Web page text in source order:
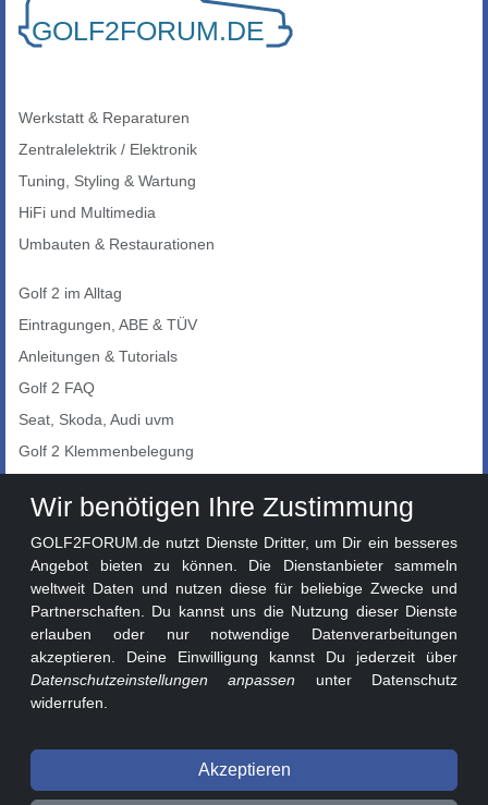
Werkstatt & Reparaturen
Zentralelektrik / Elektronik
Tuning, Styling & Wartung
HiFi und Multimedia
Umbauten & Restaurationen
Golf 2 im Alltag
Eintragungen, ABE & TÜV
Anleitungen & Tutorials
Golf 2 FAQ
Seat, Skoda, Audi uvm
Golf 2 Klemmenbelegung
Auto-Showroom
Golf 2 Lackcodes
Sonderversionen
Sonstige Marken
Wir benötigen Ihre Zustimmung
GOLF2FORUM.de nutzt Dienste Dritter, um Dir ein besseres
Angebot bieten zu können. Die Dienstanbieter sammeln
weltweit Daten und nutzen diese für beliebige Zwecke und
Partnerschaften. Du kannst uns die Nutzung dieser Dienste
erlauben oder nur notwendige Datenverarbeitungen
akzeptieren. Deine Einwilligung kannst Du jederzeit über
Datenschutzeinstellungen anpassen unter Datenschutz
widerrufen.
Akzeptieren